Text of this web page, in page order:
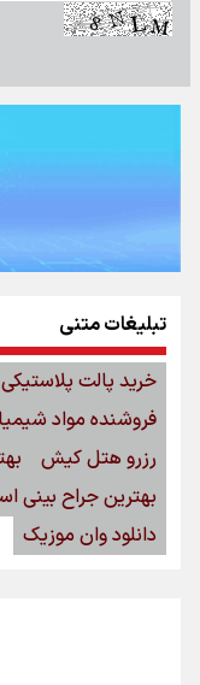
تبلیغات متنی
خرید پالت پلاستیکی
فروشنده مواد
رزرو هتل کیش
بهترین جراح بینی
دانلود وان موزیک